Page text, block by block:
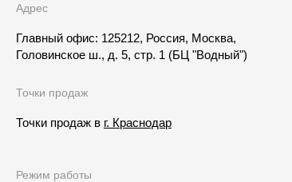
Адрес
Главный офис: 125212, Россия, Москва,
Головинское ш., д. 5, стр. 1 (БЦ "Водный")
Точки продаж
Точки продаж в г. Краснодар
Режим работы